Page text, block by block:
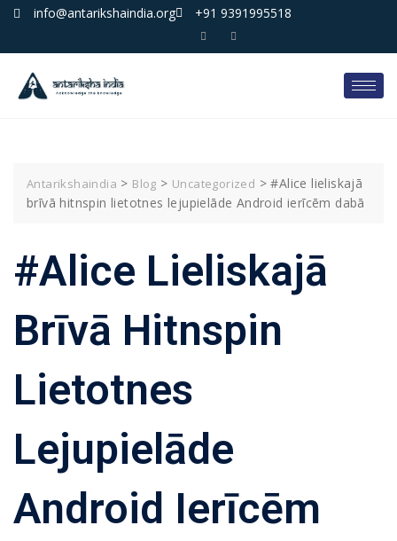
info@antarikshaindia.org +91 9391995518
Antarikshaindia > Blog > Uncategorized >#Alice lieliskajā
brīvā hitnspin lietotnes lejupielāde Android ierīcēm dabā
#Alice Lieliskajā
Brīvā Hitnspin
Lietotnes
Lejupielāde
Android Ierīcēm